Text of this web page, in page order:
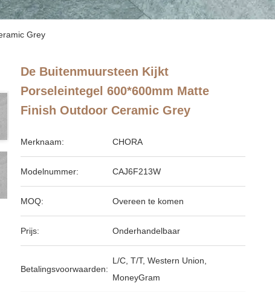
Grey
De Buitenmuursteen Kijkt
Porseleintegel 600*600mm Matte
Finish Outdoor Ceramic Grey
Merknaam: CHORA
Modelnummer: CAJ6F213W
MOQ: Overeen te komen
Prijs: Onderhandelbaar
Betalingsvoorwaarden:
L/C, T/T, Western Union,
MoneyGram